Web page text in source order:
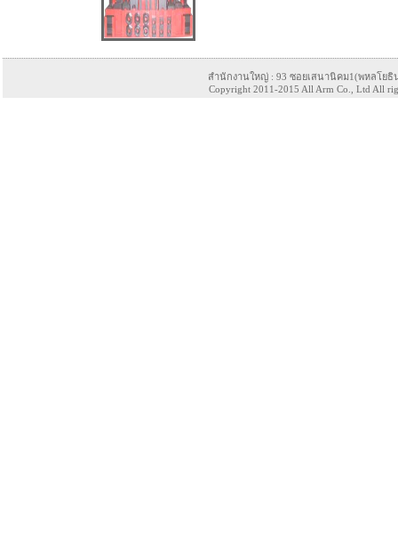
สำนักงานใหญ่ : 93 ซอยเสนานิคม1(พหลโยธิ
Copyright 2011-2015 All Arm Co., Ltd All